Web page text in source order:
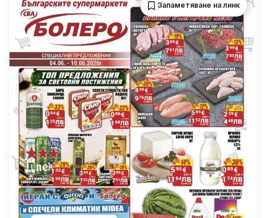
Запаметяване на линк